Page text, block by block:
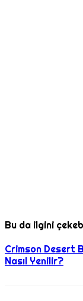
Bu da ilgini
Crimson Desert
Nasıl Yenilir?